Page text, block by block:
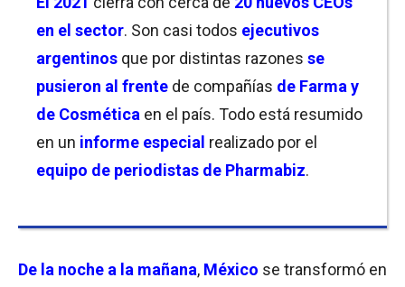
en el sector. Son casi todos ejecutivos
argentinos que por distintas razones se
pusieron al frente de compañías de Farma y
de Cosmética en el país. Todo está resumido
en un informe especial realizado por el
equipo de periodistas de Pharmabiz.
De la noche a la mañana, México se transformó en